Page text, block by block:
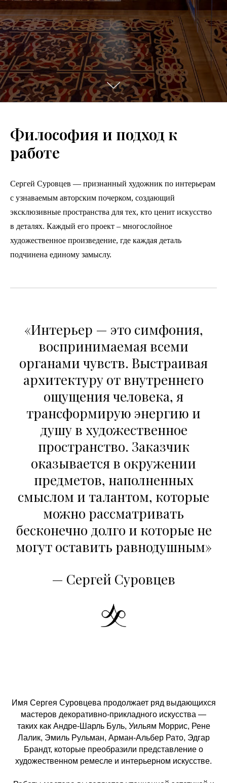
Философия и подход к
работе
Сергей Суровцев — признанный художник по интерьерам
с узнаваемым авторским почерком, создающий
эксклюзивные пространства для тех, кто ценит искусство
в деталях. Каждый его проект – многослойное
художественное произведение, где каждая деталь
подчинена единому замыслу.
«Интерьер — это симфония,
воспринимаемая всеми
органами чувств. Выстраивая
архитектуру от внутреннего
ощущения человека, я
трансформирую энергию и
душу в художественное
пространство. Заказчик
оказывается в окружении
предметов, наполненных
смыслом и талантом, которые
можно рассматривать
бесконечно долго и которые не
могут оставить равнодушным»
— Сергей Суровцев
Имя Сергея Суровцева продолжает ряд выдающихся
мастеров декоративно-прикладного искусства —
таких как Андре-Шарль Буль, Уильям Моррис, Рене
Лалик, Эмиль Рульман, Арман-Альбер Рато, Эдгар
Брандт, которые преобразили представление о
художественном ремесле и интерьерном искусстве.